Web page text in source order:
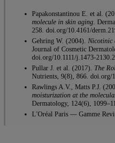
Papakonstantinou E. et al.
molecule in skin aging .
258. doi.org/10.4161/
Gehring W. (2004). Nicotinic
Journal of Cosmetic
doi.org/10.1111/j.1473-
Pullar J. et al. (2017). The
Nutrients, 9(8), 866. doi.org/
Rawlings A.V., Matts P.J.
moisturization at the
Dermatology, 124(6),
L'Oréal Paris — Gamme